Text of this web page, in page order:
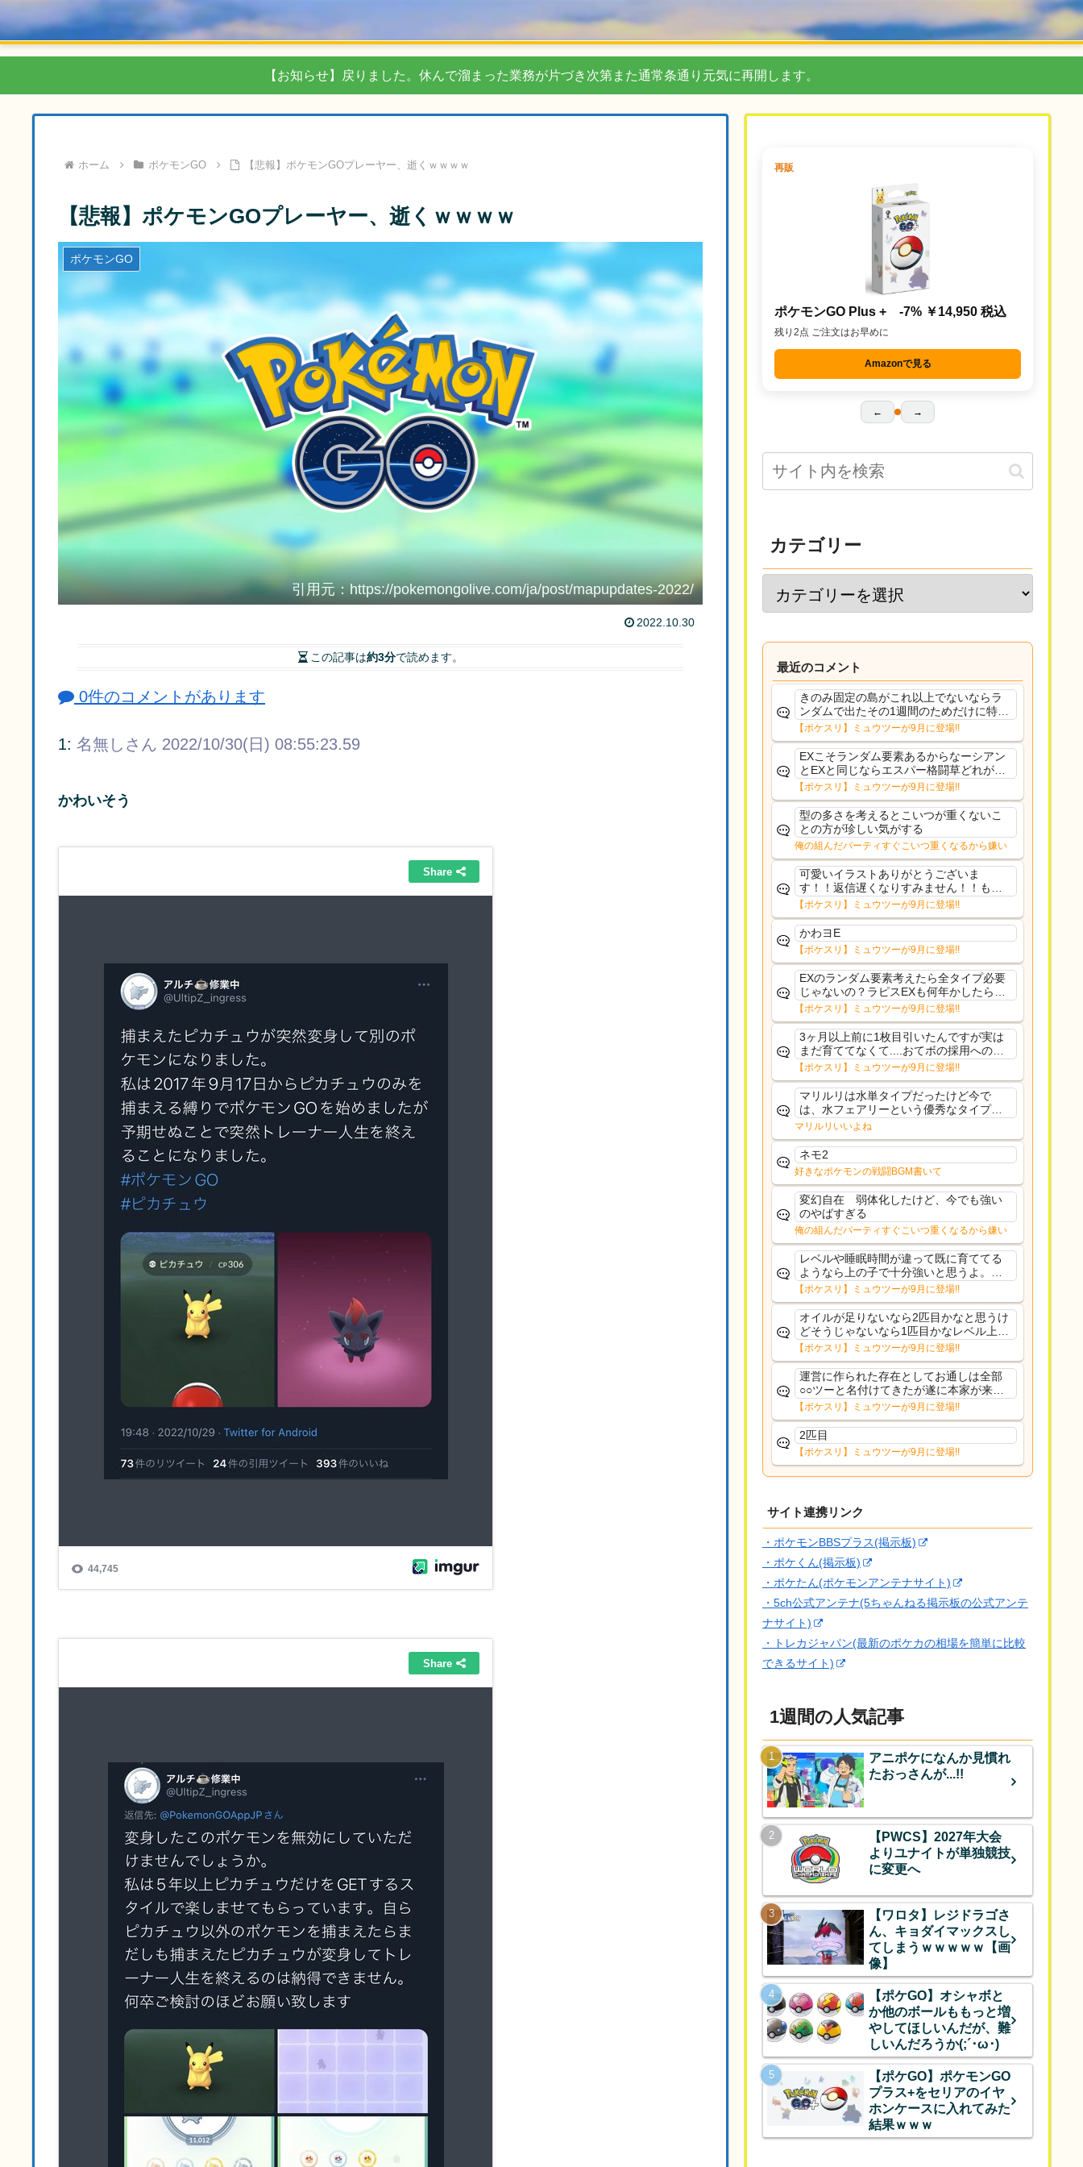
【お知らせ】戻りました。休んで溜まった業務が片づき次第また通常条通り元気に再開します。
ホーム ポケモンGO 【悲報】ポケモンGOプレーヤー、逝くｗｗｗｗ
【悲報】ポケモンGOプレーヤー、逝くｗｗｗｗ
ポケモンGO
引用元：https://pokemongolive.com/ja/post/mapupdates-2022/
2022.10.30
この記事は約3分で読めます。
0件のコメントがあります
1: 名無しさん 2022/10/30(日) 08:55:23.59
かわいそう
再販
ポケモンGO Plus + -7% ￥14,950 税込
残り2点 ご注文はお早めに
Amazonで見る
← →
カテゴリー
最近のコメント
きのみ固定の島がこれ以上でないならラ
ンダムで出たその1週間のためだけに特定
のタイプにリソース割くのなんだかむな
しい気がするわ出番がないってわけじゃ
ないから無駄ではないんだけど
【ポケスリ】ミュウツーが9月に登場!!
EXこそランダム要素あるからなーシアン
とEXと同じならエスパー格闘草どれが事
前に来るか分からんから、積む必要があ
るミュウツーは使いにくくね？って思っ
た
【ポケスリ】ミュウツーが9月に登場!!
型の多さを考えるとこいつが重くないこ
との方が珍しい気がする
俺の組んだパーティすぐこいつ重くなるから嫌い
可愛いイラストありがとうございま
す！！返信遅くなりすみません！！もう
少ししたら通常再開できます！
【ポケスリ】ミュウツーが9月に登場!!
かわヨE
【ポケスリ】ミュウツーが9月に登場!!
EXのランダム要素考えたら全タイプ必要
じゃないの？ラピスEXも何年かしたら来
るだろうし後から厳選したい育てたいっ
て思ってもどうにもならないのがこのゲ
ームだしな
【ポケスリ】ミュウツーが9月に登場!!
3ヶ月以上前に1枚目引いたんですが実は
まだ育ててなくて....おてボの採用への影
響は勉強になります。ありがとうござい
ますオイルはだいぶ強めのABBレントラ
ーいて芋の方が不安なんで1枚目にしよう
かなと思...
【ポケスリ】ミュウツーが9月に登場!!
マリルリは水単タイプだったけど今で
は、水フェアリーという優秀なタイプだ
な、後特性力持ちって見た目と全然違う
な
マリルリいいよね
ネモ2
好きなポケモンの戦闘BGM書いて
変幻自在 弱体化したけど、今でも強い
のやばすぎる
俺の組んだパーティすぐこいつ重くなるから嫌い
レベルや睡眠時間が違って既に育ててる
ようなら上の子で十分強いと思うよ。ヒ
ーラーであれば常駐適正高いからおてぼ
欲しいけど、イワパはカレー週かサラダ
週の補助がメインだし、金種入れてるな
ら育て直す必要もない...
【ポケスリ】ミュウツーが9月に登場!!
オイルが足りないなら2匹目かなと思うけ
どそうじゃないなら1匹目かなレベル上げ
もしんどいし
【ポケスリ】ミュウツーが9月に登場!!
運営に作られた存在としてお通しは全部
○○ツーと名付けてきたが遂に本家が来て
しまった
【ポケスリ】ミュウツーが9月に登場!!
2匹目
【ポケスリ】ミュウツーが9月に登場!!
サイト連携リンク
・ポケモンBBSプラス(掲示板)
・ポケくん(掲示板)
・ポケたん(ポケモンアンテナサイト)
・5ch公式アンテナ(5ちゃんねる掲示板の公式アンテ
ナサイト)
・トレカジャパン(最新のポケカの相場を簡単に比較
できるサイト)
1週間の人気記事
アニポケになんか見慣れ
たおっさんが...!!
【PWCS】2027年大会
よりユナイトが単独競技
に変更へ
【ワロタ】レジドラゴさ
ん、キョダイマックスし
てしまうｗｗｗｗｗ【画
像】
【ポケGO】オシャボと
か他のボールももっと増
やしてほしいんだが、難
しいんだろうか(;´･ω･)
【ポケGO】ポケモンGO
プラス+をセリアのイヤ
ホンケースに入れてみた
結果ｗｗｗ